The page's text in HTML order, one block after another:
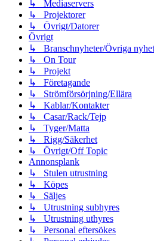
↳ Mediaservers
↳ Projektorer
↳ Övrigt/Datorer
Övrigt
↳ Branschnyheter/Övriga
↳ On Tour
↳ Projekt
↳ Företagande
↳ Strömförsörjning/Ellära
↳ Kablar/Kontakter
↳ Casar/Rack/Tejp
↳ Tyger/Matta
↳ Rigg/Säkerhet
↳ Övrigt/Off Topic
Annonsplank
↳ Stulen utrustning
↳ Köpes
↳ Säljes
↳ Utrustning subhyres
↳ Utrustning uthyres
↳ Personal eftersökes